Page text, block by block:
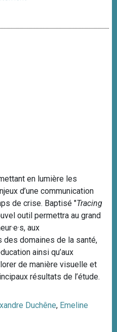
en lumière les
d’une communication
de crise. Baptisé "Tracing
outil permettra au grand
aux
des domaines de la santé,
ainsi qu’aux
de manière visuelle et
résultats de l’étude.
Duchêne, Emeline